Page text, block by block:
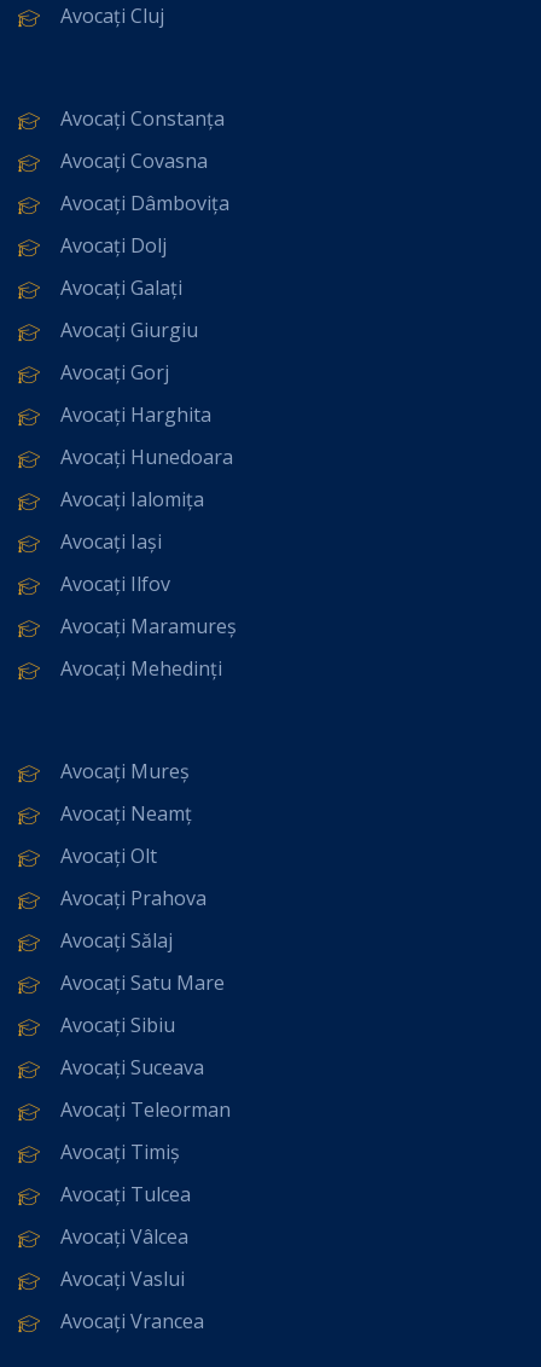
Avocați Cluj
Avocați Constanța
Avocați Covasna
Avocați Dâmbovița
Avocați Dolj
Avocați Galați
Avocați Giurgiu
Avocați Gorj
Avocați Harghita
Avocați Hunedoara
Avocați Ialomița
Avocați Iași
Avocați Ilfov
Avocați Maramureș
Avocați Mehedinți
Avocați Mureș
Avocați Neamț
Avocați Olt
Avocați Prahova
Avocați Sălaj
Avocați Satu Mare
Avocați Sibiu
Avocați Suceava
Avocați Teleorman
Avocați Timiș
Avocați Tulcea
Avocați Vâlcea
Avocați Vaslui
Avocați Vrancea